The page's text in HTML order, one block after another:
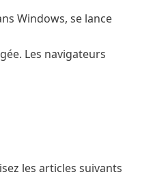
Windows, se lance
Les navigateurs
les articles suivants